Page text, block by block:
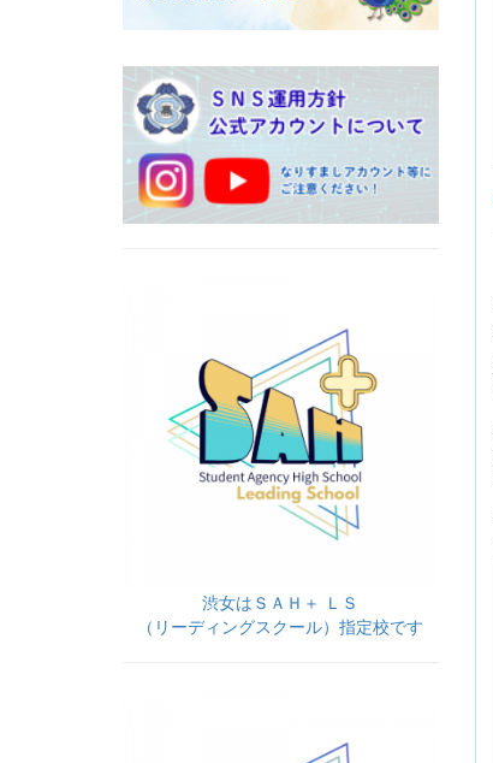
渋女はＳＡＨ＋ ＬＳ
（リーディングスクール）指定校です